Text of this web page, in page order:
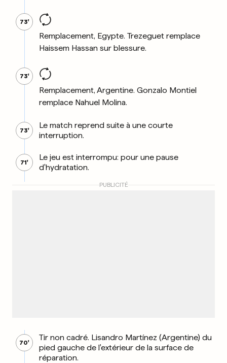
73'
Remplacement, Egypte. Trezeguet remplace
Haissem Hassan sur blessure.
73'
Remplacement, Argentine. Gonzalo Montiel
remplace Nahuel Molina.
73'
Le match reprend suite à une courte
interruption.
71'
Le jeu est interrompu: pour une pause
d'hydratation.
PUBLICITÉ
70'
Tir non cadré. Lisandro Martínez (Argentine) du
pied gauche de l'extérieur de la surface de
réparation.